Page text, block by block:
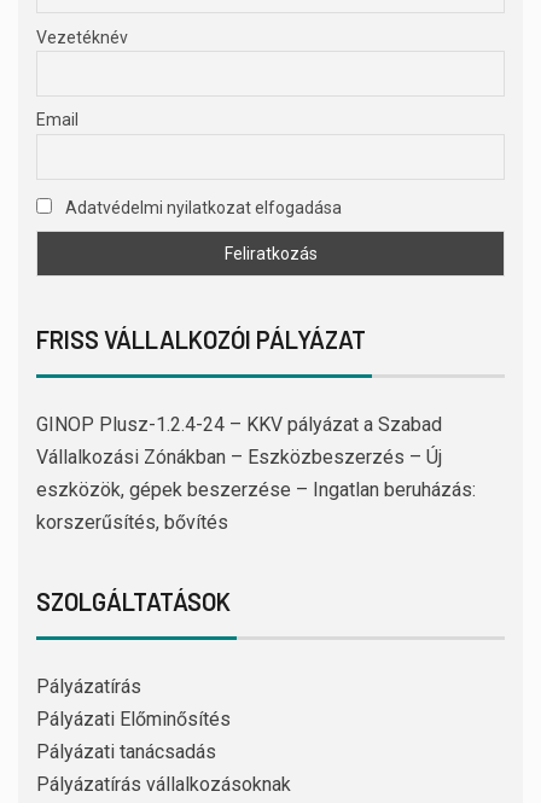
Vezetéknév
Email
Adatvédelmi nyilatkozat elfogadása
FRISS VÁLLALKOZÓI PÁLYÁZAT
GINOP Plusz-1.2.4-24 – KKV pályázat a Szabad
Vállalkozási Zónákban – Eszközbeszerzés – Új
eszközök, gépek beszerzése – Ingatlan beruházás:
korszerűsítés, bővítés
SZOLGÁLTATÁSOK
Pályázatírás
Pályázati Előminősítés
Pályázati tanácsadás
Pályázatírás vállalkozásoknak